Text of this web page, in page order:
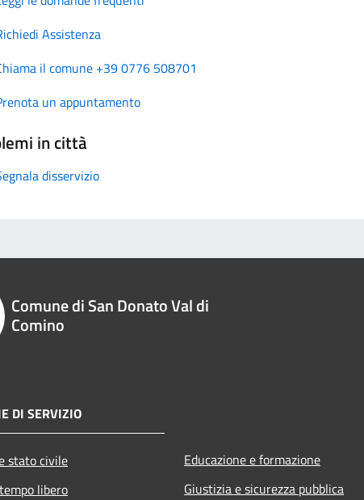
Assistenza
il comune +39 0776 508701
un appuntamento
in città
disservizio
Comune di San Donato Val di
Comino
DI SERVIZIO
stato civile
libero
Educazione e formazione
Giustizia e sicurezza pubblica